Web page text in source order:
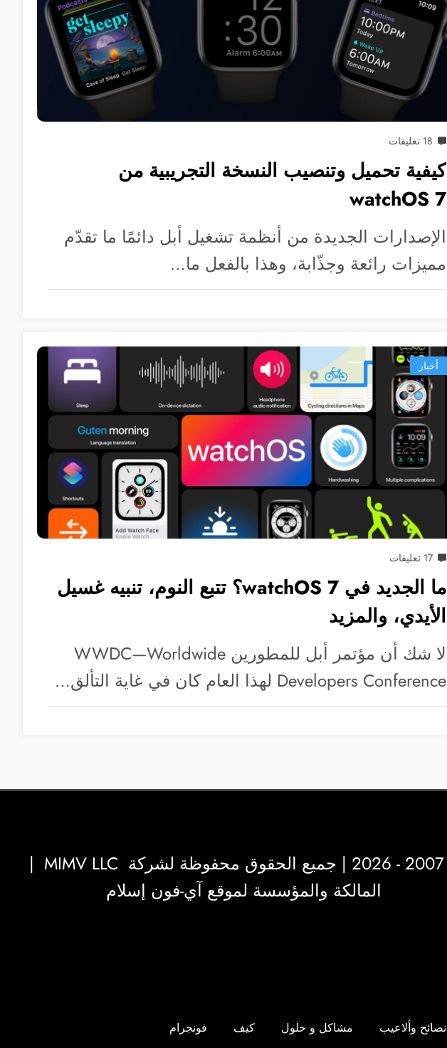
18 تعليقات
كيفية تحميل وتنصيب النسخة التجريبية من
watchOS 7
الإصدارات الجديدة من أنظمة تشغيل أبل دائمًا ما تقدّم
مميزات رائعة وجذّابة، وهذا بالفعل ما…
أخبار
17 تعليقات
ما الجديد في watchOS 7؟ تتبع النوم، تنبيه غسيل
الأيدي، والمزيد
لا شك أن مؤتمر أبل للمطورين WWDC—Worldwide
Developers Conference لهذا العام كان في غاية التألق…
MIMV LLC
|
المالكة والمؤسسة لموقع آي-فون إسلام
نصائح وألاعيب مشاكل و حلول كيف فونجرام